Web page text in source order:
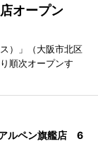
オープン
）」（大阪市北区
順次オープンす
ルペン旗艦店 6